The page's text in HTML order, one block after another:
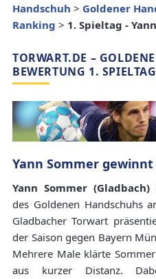
Handschuh > Goldener
Ranking > 1. Spieltag -
TORWART.DE –
BEWERTUNG 1. SPIELTAG
Yann Sommer gewinnt
Yann Sommer (Gladbach)
des Goldenen Handschuhs
Gladbacher Torwart
der Saison gegen Bayern
Mehrere Male klärte
aus kurzer Distanz.